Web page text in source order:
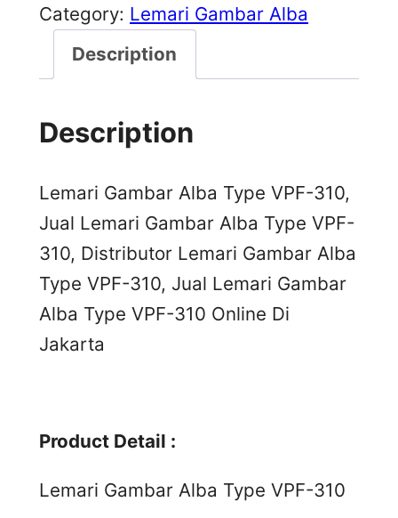
Category: Lemari Gambar Alba
Description
Description
Lemari Gambar Alba Type VPF-310,
Jual Lemari Gambar Alba Type VPF-
310, Distributor Lemari Gambar Alba
Type VPF-310, Jual Lemari Gambar
Alba Type VPF-310 Online Di
Jakarta
Product Detail :
Lemari Gambar Alba Type VPF-310